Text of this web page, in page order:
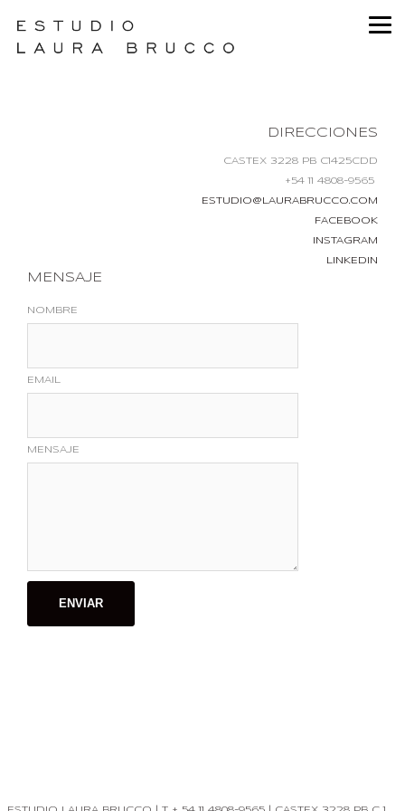
DIRECCIONES
CASTEX 3228 PB C1425CDD
+54 11 4808-9565
ESTUDIO@LAURABRUCCO.COM
FACEBOOK
INSTAGRAM
LINKEDIN
MENSAJE
NOMBRE
EMAIL
MENSAJE